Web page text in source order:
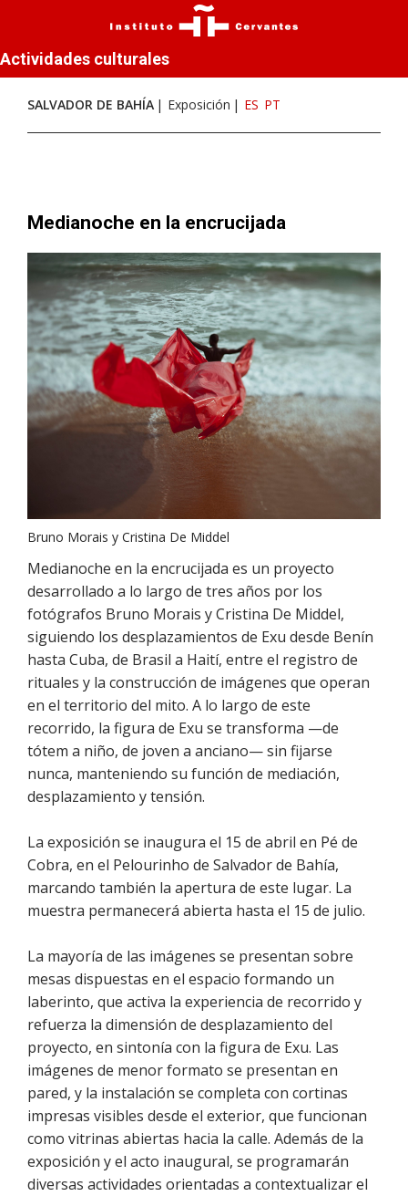
Actividades culturales
SALVADOR DE BAHÍA Exposición ES PT
Medianoche en la encrucijada
Bruno Morais y Cristina De Middel
Medianoche en la encrucijada es un proyecto
desarrollado a lo largo de tres años por los
fotógrafos Bruno Morais y Cristina De Middel,
siguiendo los desplazamientos de Exu desde Benín
hasta Cuba, de Brasil a Haití, entre el registro de
rituales y la construcción de imágenes que operan
en el territorio del mito. A lo largo de este
recorrido, la figura de Exu se transforma —de
tótem a niño, de joven a anciano— sin fijarse
nunca, manteniendo su función de mediación,
desplazamiento y tensión.
La exposición se inaugura el 15 de abril en Pé de
Cobra, en el Pelourinho de Salvador de Bahía,
marcando también la apertura de este lugar. La
muestra permanecerá abierta hasta el 15 de julio.
La mayoría de las imágenes se presentan sobre
mesas dispuestas en el espacio formando un
laberinto, que activa la experiencia de recorrido y
refuerza la dimensión de desplazamiento del
proyecto, en sintonía con la figura de Exu. Las
imágenes de menor formato se presentan en
pared, y la instalación se completa con cortinas
impresas visibles desde el exterior, que funcionan
como vitrinas abiertas hacia la calle. Además de la
exposición y el acto inaugural, se programarán
diversas actividades orientadas a contextualizar el